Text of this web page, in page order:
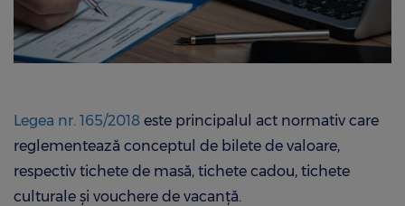
Legea nr. 165/2018 este principalul act normativ care
reglementează conceptul de bilete de valoare,
respectiv tichete de masă, tichete cadou, tichete
culturale şi vouchere de vacanţă.